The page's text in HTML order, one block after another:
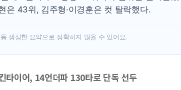
은 43위, 김주형·이경훈은 컷 탈락했다.
생성한 요약으로 정확하지 않을 수 있어요.
타이어, 14언더파 130타로 단독 선두